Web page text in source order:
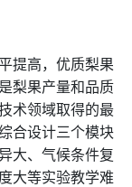
提高，优质梨果
梨果产量和品质
术领域取得的最
合设计三个模块
大、气候条件复
大等实验教学难